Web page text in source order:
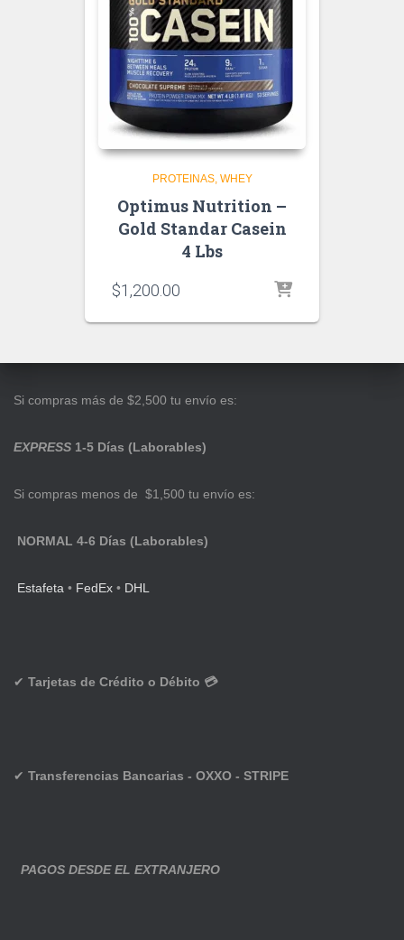
PROTEINAS WHEY
Optimus Nutrition –
Gold Standar Casein
4 Lbs
$1,200.00
Si compras más de $2,500 tu envío es:
EXPRESS 1-5 Días (Laborables)
Si compras menos de $1,500 tu envío es:
NORMAL 4-6 Días (Laborables)
Estafeta • FedEx • DHL
✔ Tarjetas de Crédito o Débito 💳
✔ Transferencias Bancarias - OXXO - STRIPE
PAGOS DESDE EL EXTRANJERO